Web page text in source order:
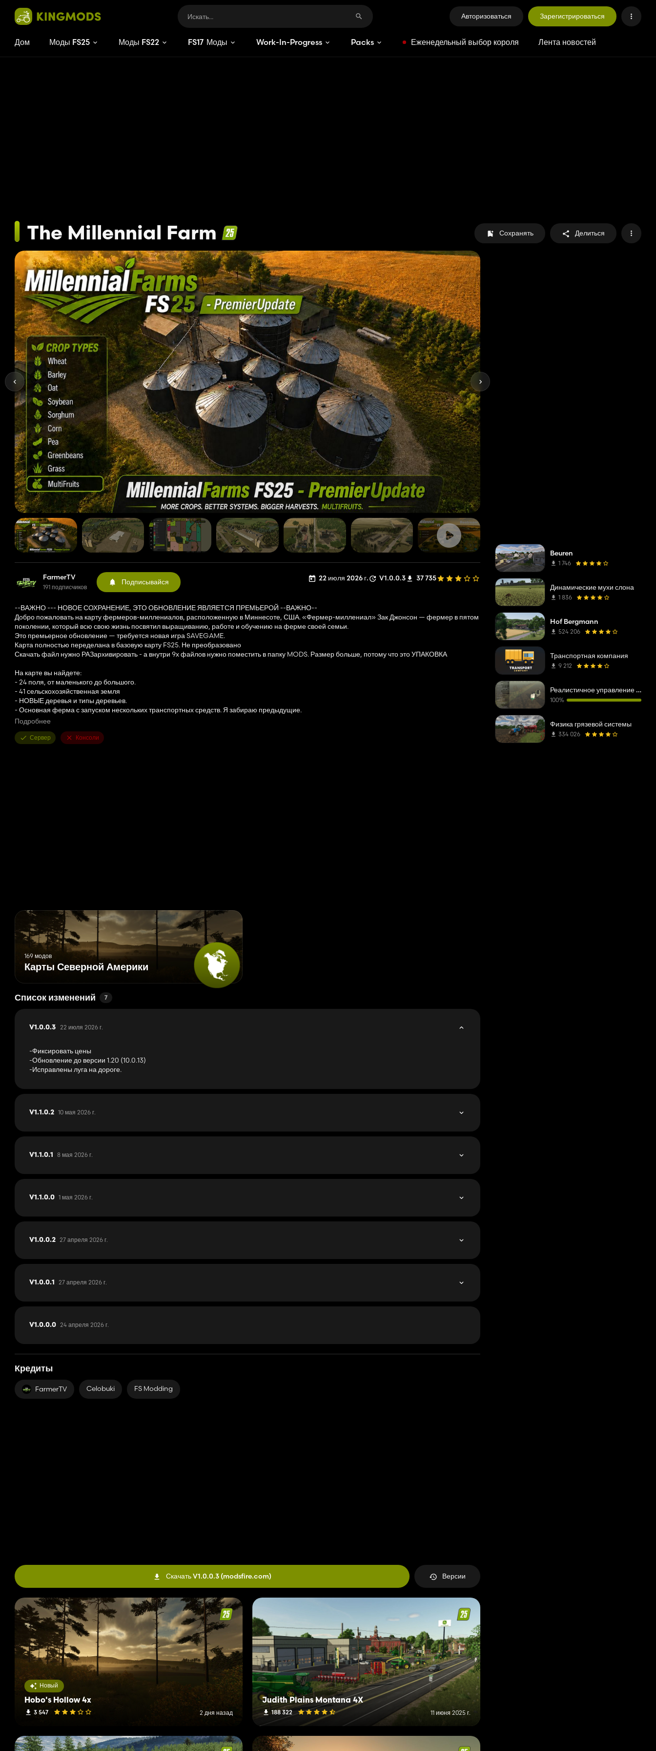
Авторизоваться Зарегистрироваться
Дом Моды FS25 Моды FS22 FS17 Моды Work-In-Progress Packs Еженедельный выбор короля Лента новостей
The Millennial Farm Сохранять Делиться
FarmerTV
191 подписчиков
Подписывайся 22 июля 2026 г. V1.0.0.3 37 735
--ВАЖНО --- НОВОЕ СОХРАНЕНИЕ, ЭТО ОБНОВЛЕНИЕ ЯВЛЯЕТСЯ ПРЕМЬЕРОЙ --ВАЖНО--
Добро пожаловать на карту фермеров-миллениалов, расположенную в Миннесоте, США. «Фермер-миллениал» Зак Джонсон — фермер в пятом
поколении, который всю свою жизнь посвятил выращиванию, работе и обучению на ферме своей семьи.
Это премьерное обновление — требуется новая игра SAVEGAME.
Карта полностью переделана в базовую карту FS25. Не преобразовано
Скачать файл нужно РАЗархивировать - а внутри 9х файлов нужно поместить в папку MODS. Размер больше, потому что это УПАКОВКА
На карте вы найдете:
- 24 поля, от маленького до большого.
- 41 сельскохозяйственная земля
- НОВЫЕ деревья и типы деревьев.
- Основная ферма с запуском нескольких транспортных средств. Я забираю предыдущие.
- БГА
- Пользовательский календарь урожая
Подробнее
Сервер Консоли
169 модов
Карты Северной Америки
Список изменений 7
V1.0.0.3 22 июля 2026 г.
-Фиксировать цены
-Обновление до версии 1.20 (10.0.13)
-Исправлены луга на дороге.
V1.1.0.2 10 мая 2026 г.
V1.1.0.1 8 мая 2026 г.
V1.1.0.0 1 мая 2026 г.
V1.0.0.2 27 апреля 2026 г.
V1.0.0.1 27 апреля 2026 г.
V1.0.0.0 24 апреля 2026 г.
Кредиты
FarmerTV Celobuki FS Modding
Скачать V1.0.0.3 (modsfire.com) Версии
Новый
Hobo's Hollow 4x
3 547 2 дня назад
Judith Plains Montana 4X
188 322 11 июня 2025 г.
Beuren
1 746
Динамические мухи слона
1 836
Hof Bergmann
524 206
Транспортная компания
9 212
Реалистичное управление водными и почвенными ресурсами
100%
Физика грязевой системы
334 026